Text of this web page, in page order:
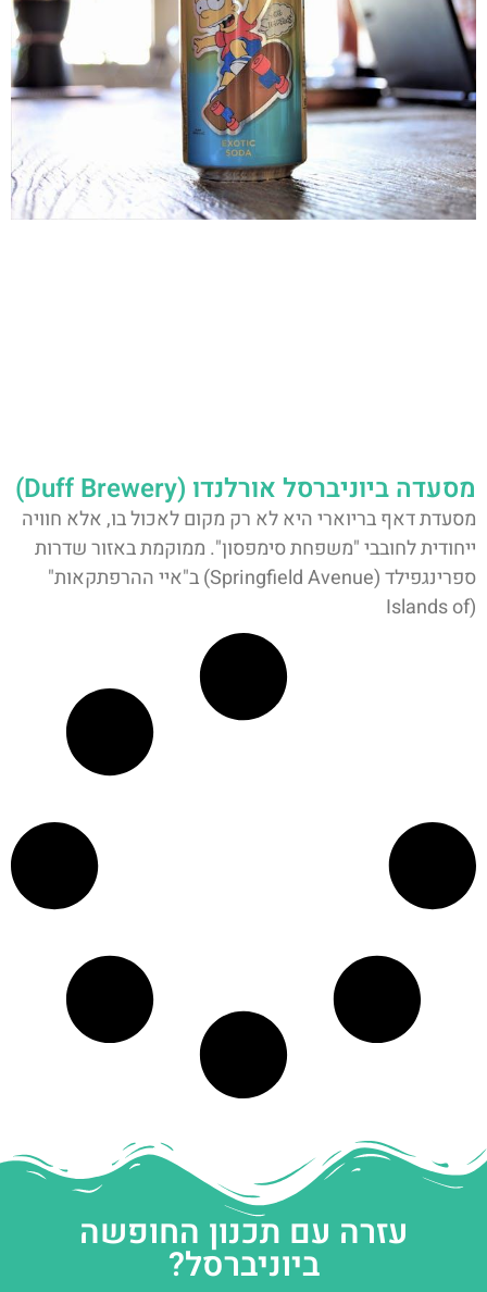
מסעדה ביוניברסל אורלנדו (Duff Brewery)
מסעדת דאף בריוארי היא לא רק מקום לאכול בו, אלא חוויה
ייחודית לחובבי "משפחת סימפסון". ממוקמת באזור שדרות
ספרינגפילד (Springfield Avenue) ב"איי ההרפתקאות"
(Islands of
עזרה עם תכנון החופשה
ביוניברסל?